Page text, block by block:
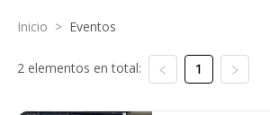
Inicio > Eventos
2 elementos en total: 1